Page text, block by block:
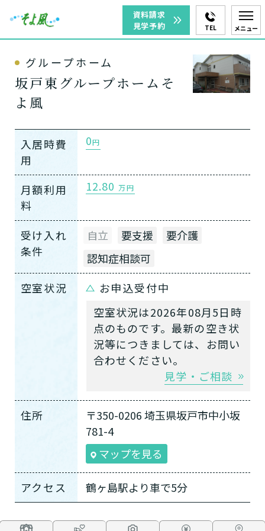
資料請求
見学予約
TEL メニュー
グループホーム
坂戸東グループホームそ
よ風
入居時費
用
0円
月額利用
料
12.80 万円
受け入れ
条件
自立 要支援
要介護
認知症相談可
空室状況
お申込受付中
空室状況は2026年08月5日時
点のものです。最新の空き状
況等につきましては、お問い
合わせください。
見学・ご相談
住所
〒350-0206 埼玉県坂戸市中小坂
781-4
マップを見る
アクセス 鶴ヶ島駅より車で5分